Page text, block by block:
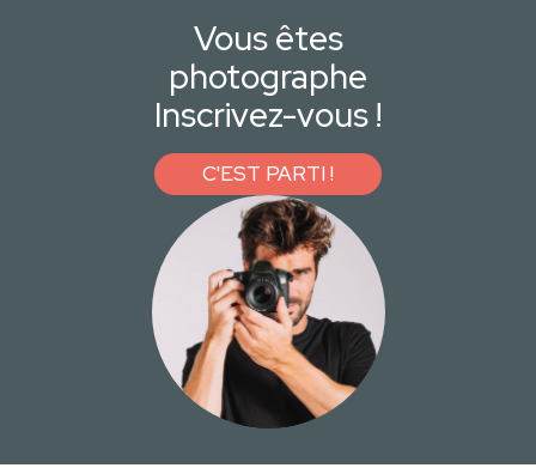
Vous êtes
photographe
Inscrivez-vous !
C'EST PARTI !